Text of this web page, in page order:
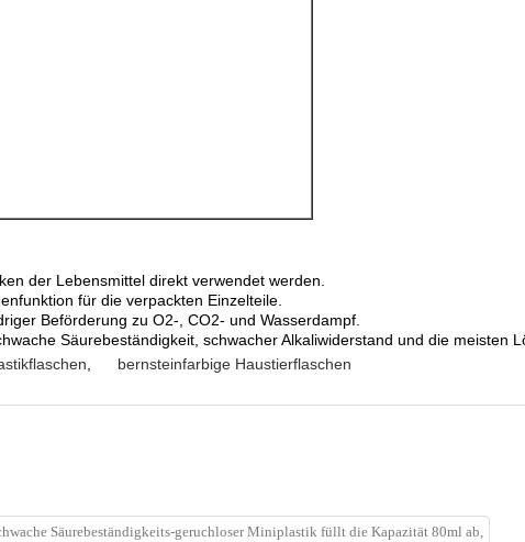
der Lebensmittel direkt verwendet werden.
für die verpackten Einzelteile.
Beförderung zu O2-, CO2- und Wasserdampf.
Säurebeständigkeit, schwacher Alkaliwiderstand und die meisten
bernsteinfarbige Haustierflaschen